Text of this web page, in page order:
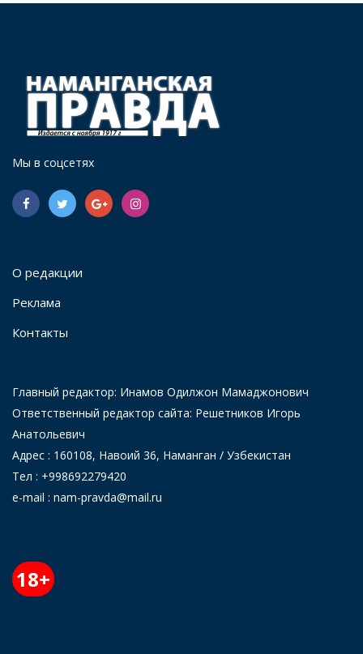
Мы в соцсетях
О редакции
Реклама
Контакты
Главный редактор: Инамов Одилжон Мамаджонович
Ответственный редактор сайта: Решетников Игорь
Анатольевич
Адрес : 160108, Навоий 36, Наманган / Узбекистан
Тел : +998692279420
e-mail : nam-pravda@mail.ru
18+